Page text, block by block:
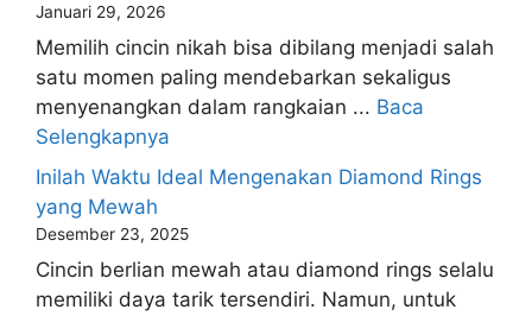
Januari 29, 2026
Memilih cincin nikah bisa dibilang menjadi salah
satu momen paling mendebarkan sekaligus
menyenangkan dalam rangkaian ... Baca
Selengkapnya
Inilah Waktu Ideal Mengenakan Diamond Rings
yang Mewah
Desember 23, 2025
Cincin berlian mewah atau diamond rings selalu
memiliki daya tarik tersendiri. Namun, untuk